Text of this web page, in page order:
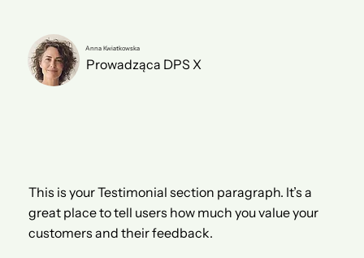
Anna Kwiatkowska
Prowadząca DPS X
This is your Testimonial section paragraph. It’s a
great place to tell users how much you value your
customers and their feedback.